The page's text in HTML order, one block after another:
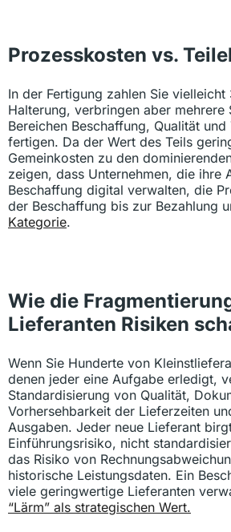
Prozesskosten vs.
In der Fertigung zahlen Sie
Halterung, verbringen aber mehrere
Bereichen Beschaffung, Qualität
fertigen. Da der Wert des Teils
Gemeinkosten zu den
zeigen, dass Unternehmen, die ihre
Beschaffung digital verwalten, die
der Beschaffung bis zur Bezahlung
Kategorie.
Wie die
Lieferanten Risiken
Wenn Sie Hunderte von
denen jeder eine Aufgabe erledigt,
Standardisierung von Qualität,
Vorhersehbarkeit der Lieferzeiten
Ausgaben. Jeder neue Lieferant
Einführungsrisiko, nicht
das Risiko von
historische Leistungsdaten. Ein
viele geringwertige Lieferanten
“Lärm” als strategischen Wert.